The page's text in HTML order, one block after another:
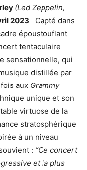
(Led Zeppelin,
2023 Capté dans
époustouflant
tentaculaire
sensationnelle, qui
distillée par
aux Grammy
unique et son
virtuose de la
stratosphérique
à un niveau
: “Ce concert
et la plus